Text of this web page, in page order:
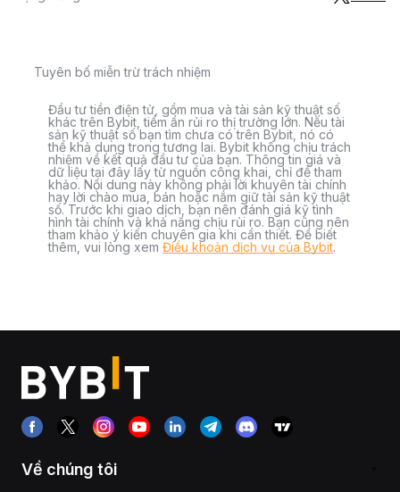
Tuyên bố miễn trừ trách nhiệm
Đầu tư tiền điện tử, gồm mua và tài sản kỹ thuật số
khác trên Bybit, tiềm ẩn rủi ro thị trường lớn. Nếu tài
sản kỹ thuật số bạn tìm chưa có trên Bybit, nó có
thể khả dụng trong tương lai. Bybit không chịu trách
nhiệm về kết quả đầu tư của bạn. Thông tin giá và
dữ liệu tại đây lấy từ nguồn công khai, chỉ để tham
khảo. Nội dung này không phải lời khuyên tài chính
hay lời chào mua, bán hoặc nắm giữ tài sản kỹ thuật
số. Trước khi giao dịch, bạn nên đánh giá kỹ tình
hình tài chính và khả năng chịu rủi ro. Bạn cũng nên
tham khảo ý kiến chuyên gia khi cần thiết. Để biết
thêm, vui lòng xem Điều khoản dịch vụ của Bybit.
Về chúng tôi